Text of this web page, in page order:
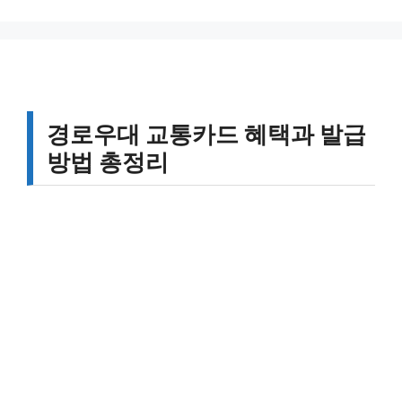
경로우대 교통카드 혜택과 발급
방법 총정리